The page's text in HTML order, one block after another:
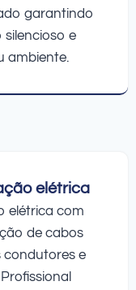
garantindo
e
ambiente.
elétrica
elétrica com
de cabos
condutores e